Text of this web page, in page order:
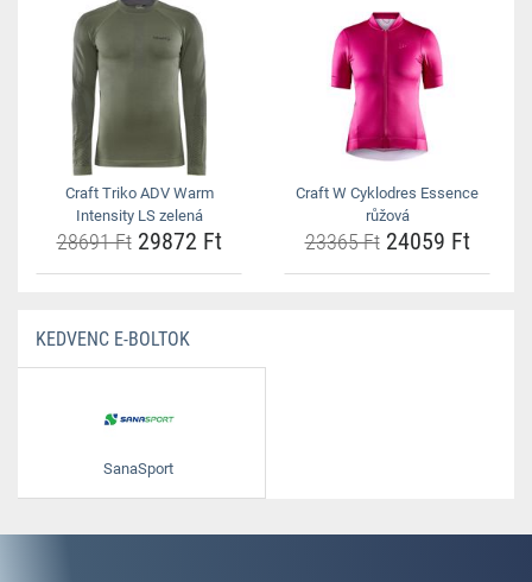
Craft Triko ADV Warm
Intensity LS zelená
28691 Ft29872 Ft
Craft W Cyklodres Essence
růžová
23365 Ft24059 Ft
KEDVENC E-BOLTOK
SanaSport